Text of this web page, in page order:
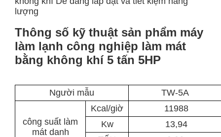
lượng
Thông số kỹ thuật sản phẩm máy
làm lạnh công nghiệp làm mát
bằng không khí 5 tấn 5HP
Người mẫu TW-5A
công suất làm
mát danh
Kcal/giờ
11988
Kw
13,94